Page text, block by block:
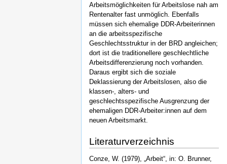
Arbeitsmöglichkeiten für Arbeitslose nah am
Rentenalter fast unmöglich. Ebenfalls
müssen sich ehemalige DDR-Arbeiterinnen
an die arbeitsspezifische
Geschlechtsstruktur in der BRD angleichen;
dort ist die traditionellere geschlechtliche
Arbeitsdifferenzierung noch vorhanden.
Daraus ergibt sich die soziale
Deklassierung der Arbeitslosen, also die
klassen-, alters- und
geschlechtsspezifische Ausgrenzung der
ehemaligen DDR-Arbeiter:innen auf dem
neuen Arbeitsmarkt.
Literaturverzeichnis
Conze, W. (1979), „Arbeit“, in: O. Brunner,